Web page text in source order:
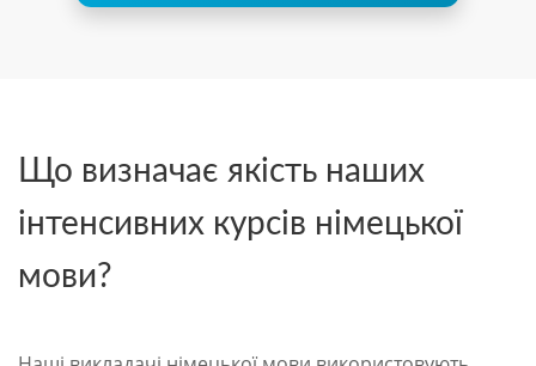
Що визначає якість наших
інтенсивних курсів німецької
мови?